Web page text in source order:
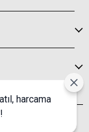
harcama